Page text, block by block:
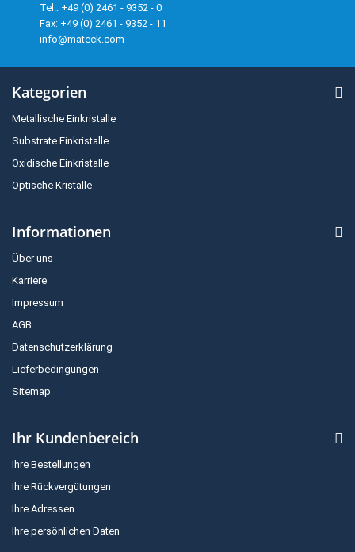
Tel.: +49 (0) 2461 - 9352 - 0
Fax: +49 (0) 2461 - 9352 - 11
info@mateck.com
Kategorien
Metallische Einkristalle
Substrate Einkristalle
Oxidische Einkristalle
Optische Kristalle
Informationen
Über uns
Karriere
Impressum
AGB
Datenschutzerklärung
Lieferbedingungen
Sitemap
Ihr Kundenbereich
Ihre Bestellungen
Ihre Rückvergütungen
Ihre Adressen
Ihre persönlichen Daten